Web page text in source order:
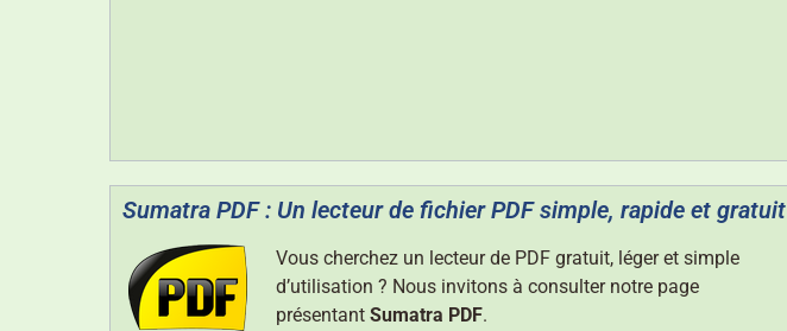
Sumatra PDF : Un lecteur de fichier PDF simple, rapide et gratuit
Vous cherchez un lecteur de PDF gratuit, léger et simple
d’utilisation ? Nous invitons à consulter notre page
présentant Sumatra PDF.